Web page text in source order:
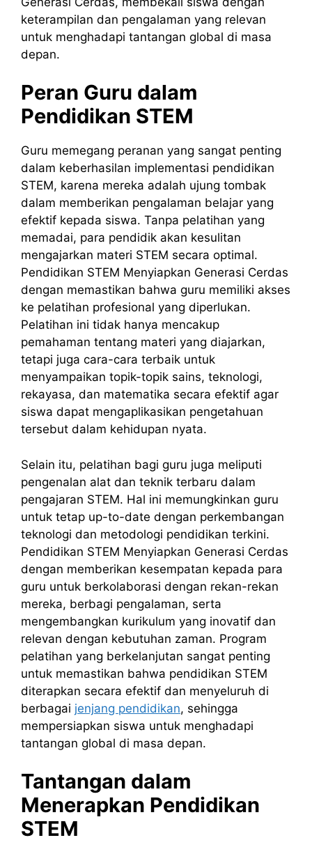
keterampilan dan pengalaman yang relevan
untuk menghadapi tantangan global di masa
depan.
Peran Guru dalam
Pendidikan STEM
Guru memegang peranan yang sangat penting
dalam keberhasilan implementasi pendidikan
STEM, karena mereka adalah ujung tombak
dalam memberikan pengalaman belajar yang
efektif kepada siswa. Tanpa pelatihan yang
memadai, para pendidik akan kesulitan
mengajarkan materi STEM secara optimal.
Pendidikan STEM Menyiapkan Generasi Cerdas
dengan memastikan bahwa guru memiliki akses
ke pelatihan profesional yang diperlukan.
Pelatihan ini tidak hanya mencakup
pemahaman tentang materi yang diajarkan,
tetapi juga cara-cara terbaik untuk
menyampaikan topik-topik sains, teknologi,
rekayasa, dan matematika secara efektif agar
siswa dapat mengaplikasikan pengetahuan
tersebut dalam kehidupan nyata.
Selain itu, pelatihan bagi guru juga meliputi
pengenalan alat dan teknik terbaru dalam
pengajaran STEM. Hal ini memungkinkan guru
untuk tetap up-to-date dengan perkembangan
teknologi dan metodologi pendidikan terkini.
Pendidikan STEM Menyiapkan Generasi Cerdas
dengan memberikan kesempatan kepada para
guru untuk berkolaborasi dengan rekan-rekan
mereka, berbagi pengalaman, serta
mengembangkan kurikulum yang inovatif dan
relevan dengan kebutuhan zaman. Program
pelatihan yang berkelanjutan sangat penting
untuk memastikan bahwa pendidikan STEM
diterapkan secara efektif dan menyeluruh di
berbagai jenjang pendidikan, sehingga
mempersiapkan siswa untuk menghadapi
tantangan global di masa depan.
Tantangan dalam
Menerapkan Pendidikan
STEM